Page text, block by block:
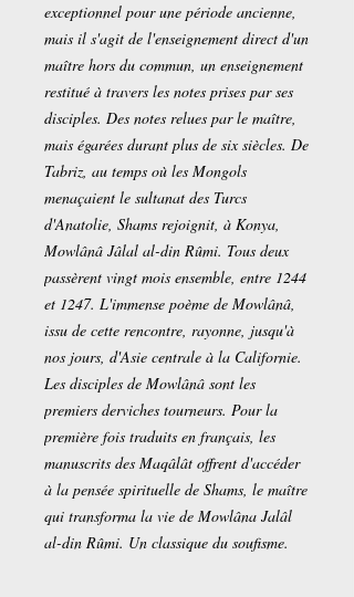
exceptionnel pour une période ancienne,
mais il s'agit de l'enseignement direct d'un
maître hors du commun, un enseignement
restitué à travers les notes prises par ses
disciples. Des notes relues par le maître,
mais égarées durant plus de six siècles. De
Tabriz, au temps où les Mongols
menaçaient le sultanat des Turcs
d'Anatolie, Shams rejoignit, à Konya,
Mowlânâ Jâlal al-din Rûmi. Tous deux
passèrent vingt mois ensemble, entre 1244
et 1247. L'immense poème de Mowlânâ,
issu de cette rencontre, rayonne, jusqu'à
nos jours, d'Asie centrale à la Californie.
Les disciples de Mowlânâ sont les
premiers derviches tourneurs. Pour la
première fois traduits en français, les
manuscrits des Maqâlât offrent d'accéder
à la pensée spirituelle de Shams, le maître
qui transforma la vie de Mowlâna Jalâl
al-din Rûmi. Un classique du soufisme.